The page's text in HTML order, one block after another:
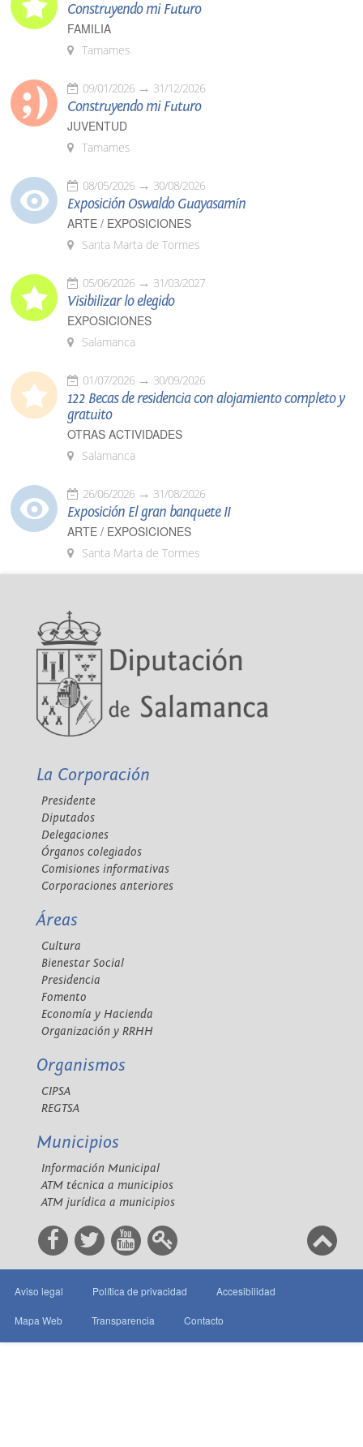
Construyendo mi Futuro
FAMILIA
Tamames
09/01/2026 31/12/2026
Construyendo mi Futuro
JUVENTUD
Tamames
08/05/2026 30/08/2026
Exposición Oswaldo Guayasamín
ARTE / EXPOSICIONES
Santa Marta de Tormes
05/06/2026 31/03/2027
Visibilizar lo elegido
EXPOSICIONES
Salamanca
01/07/2026 30/09/2026
122 Becas de residencia con alojamiento completo y
gratuito
OTRAS ACTIVIDADES
Salamanca
26/06/2026 31/08/2026
Exposición El gran banquete II
ARTE / EXPOSICIONES
Santa Marta de Tormes
La Corporación
Presidente
Diputados
Delegaciones
Órganos colegiados
Comisiones informativas
Corporaciones anteriores
Áreas
Cultura
Bienestar Social
Presidencia
Fomento
Economía y Hacienda
Organización y RRHH
Organismos
CIPSA
REGTSA
Municipios
Información Municipal
ATM técnica a municipios
ATM jurídica a municipios
Aviso legal Política de privacidad Accesibilidad
Mapa Web Transparencia Contacto